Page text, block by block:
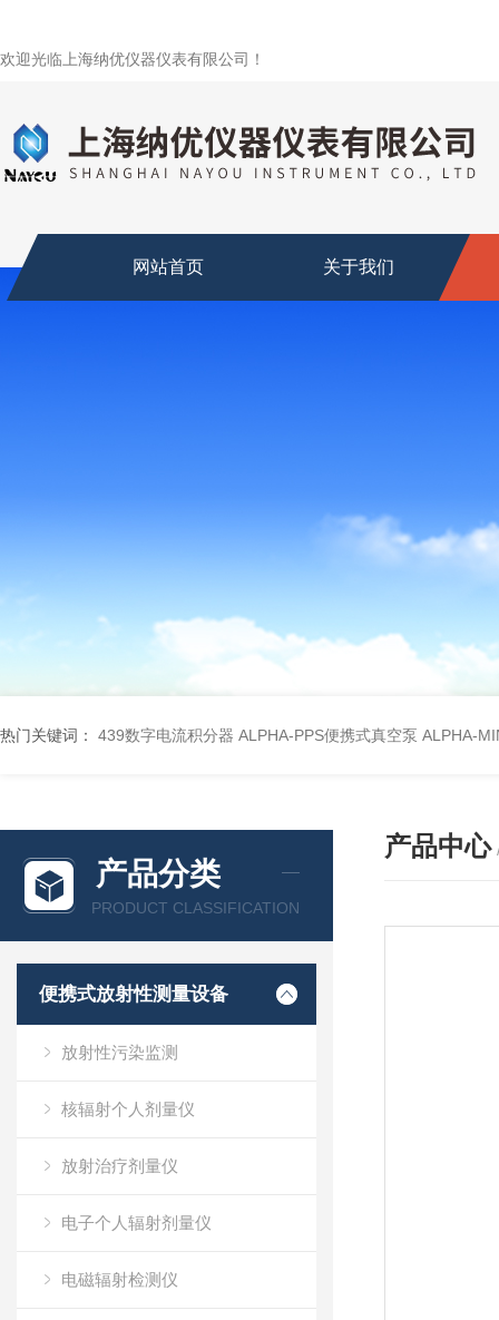
欢迎光临上海纳优仪器仪表有限公司！
网站首页 关于我们
热门关键词： 439数字电流积分器 ALPHA-PPS便携式真空泵 ALPHA-
产品分类
PRODUCT CLASSIFICATION
便携式放射性测量设备
放射性污染监测
核辐射个人剂量仪
放射治疗剂量仪
电子个人辐射剂量仪
电磁辐射检测仪
产品中心